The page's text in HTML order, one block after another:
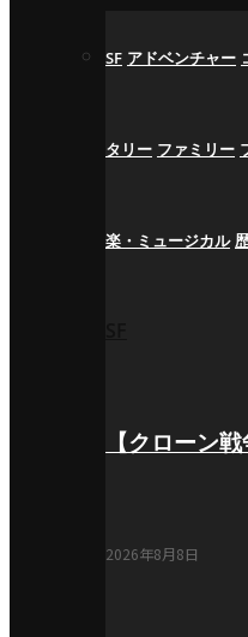
SF アドベンチャー
タリー ファミリー
楽・ミュージカル
【クローン
2026年8月8日